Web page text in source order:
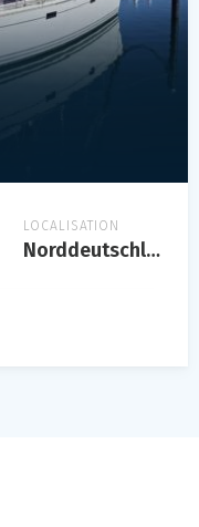
LOCALISATION
Norddeutschland